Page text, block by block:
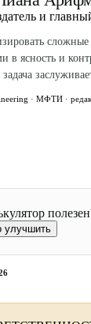
и
сложные
в ясность и
· МФТИ ·
улучшить